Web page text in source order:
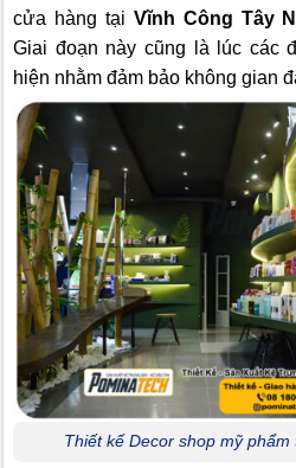
cửa hàng tại Vĩnh Công Tây
Giai đoạn này cũng là lúc các
hiện nhằm đảm bảo không gian
Thiết kế Decor shop mỹ